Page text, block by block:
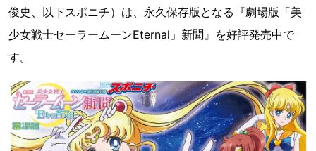
俊史、以下スポニチ）は、永久保存版となる『劇場版「美
少女戦士セーラームーンEternal」新聞』を好評発売中で
す。